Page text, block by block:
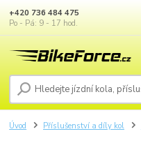
+420 736 484 475
Po - Pá: 9 - 17 hod.
Úvod Příslušenství a díly kol